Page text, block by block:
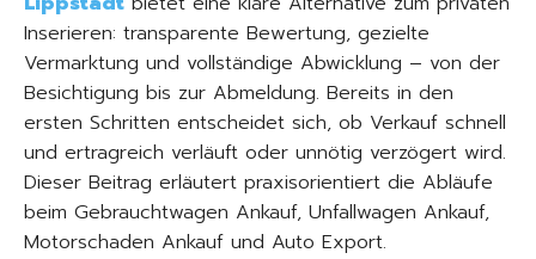
Inserieren: transparente Bewertung, gezielte
Vermarktung und vollständige Abwicklung – von der
Besichtigung bis zur Abmeldung. Bereits in den
ersten Schritten entscheidet sich, ob Verkauf schnell
und ertragreich verläuft oder unnötig verzögert wird.
Dieser Beitrag erläutert praxisorientiert die Abläufe
beim Gebrauchtwagen Ankauf, Unfallwagen Ankauf,
Motorschaden Ankauf und Auto Export.